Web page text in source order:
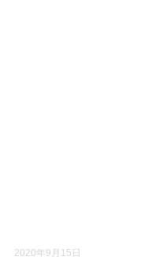
2020年9月15日